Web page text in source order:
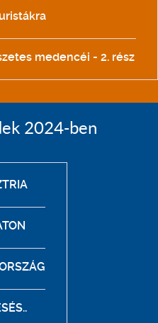
medencéi - 2. rész
2024-ben